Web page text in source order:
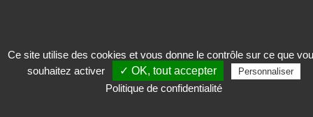
Exposer>Vitrine d'exposition>Vitrine armoire>Vitrine armoire double ou
Ce site utilise des cookies et vous donne le contrôle sur ce que
souhaitez activer
✓ OK, tout accepter Personnaliser
Politique de confidentialité